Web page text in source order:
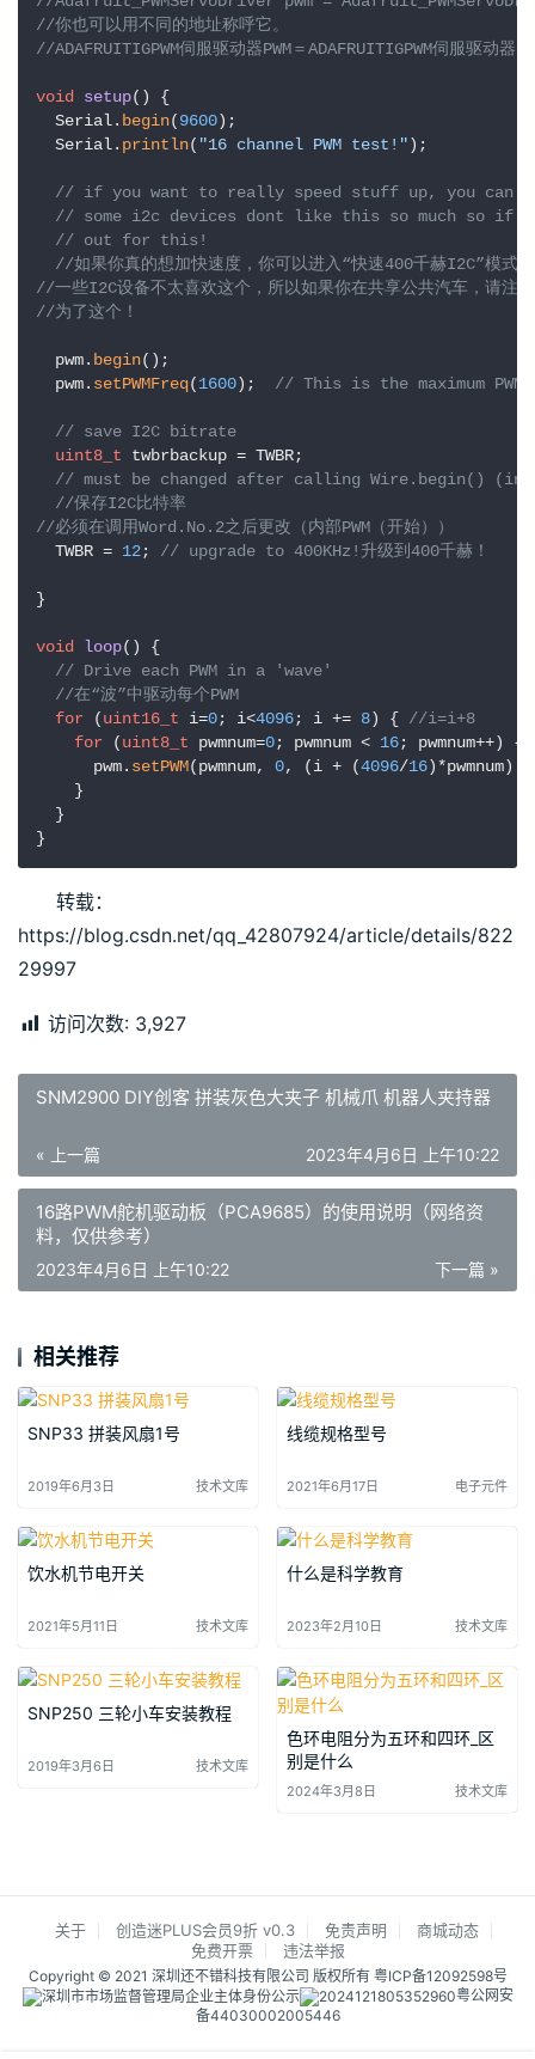
//你也可以用不同的地址称呼它。
//ADAFRUITIGPWM伺服驱动器PWM＝ADAFRUITIGPWM伺服驱动器
void setup()
{
  Serial.
begin(9600);
  Serial.
println( "16 channel PWM test!");
// if you want to really speed stuff up, you can
// some i2c devices dont like this so much so if
// out for this!
//如果你真的想加快速度，你可以进入“快速400千赫I2C”模式。
//一些I2C设备不太喜欢这个，所以如果你在共享公共汽车，请注
//为了这个！
  pwm.
begin();
  pwm.
setPWMFreq(1600); // This is the maximum PWM
// save I2C bitrate
uint8_t twbrbackup = TWBR;
// must be changed after calling Wire.begin()
//保存I2C比特率
//必须在调用Word.No.2之后更改（内部PWM（开始））
  TWBR =
12; // upgrade to 400KHz!升级到400千赫！
}
void loop()
{
// Drive each PWM in a 'wave'
//在“波”中驱动每个PWM
for (uint16_t i=0; i<4096; i += 8) { //i=i+8
for (uint8_t pwmnum=0; pwmnum < 16; pwmnum++) {
      pwm.
setPWM(pwmnum, 0, (i + (4096/16)*pwmnum)
    }
  }
转载：
https://blog.csdn.net/qq_42807924/article/details/822
29997
访问次数: 3,927
SNM2900 DIY创客 拼装灰色大夹子 机械爪 机器人夹持器
« 上一篇 2023年4月6日 上午10:22
16路PWM舵机驱动板（PCA9685）的使用说明（网络资
料，仅供参考）
下一篇 »
2023年4月6日 上午10:22
相关推荐
SNP33 拼装风扇1号
2019年6月3日 技术文库
线缆规格型号
2021年6月17日 电子元件
饮水机节电开关
2021年5月11日 技术文库
什么是科学教育
2023年2月10日 技术文库
SNP250 三轮小车安装教程
2019年3月6日 技术文库
色环电阻分为五环和四环_区
别是什么
2024年3月8日 技术文库
关于 创造迷PLUS会员9折 v0.3 免责声明
商城动态
免费开票
违法举报
Copyright © 2021 深圳还不错科技有限公司 版权所有 粤ICP备12092598号
粤公网安
备44030002005446